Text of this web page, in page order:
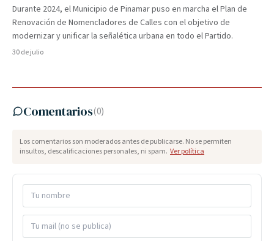
Durante 2024, el Municipio de Pinamar puso en marcha el Plan de
Renovación de Nomencladores de Calles con el objetivo de
modernizar y unificar la señalética urbana en todo el Partido.
30 de julio
Comentarios(0)
Los comentarios son moderados antes de publicarse. No se permiten
insultos, descalificaciones personales, ni spam. Ver política